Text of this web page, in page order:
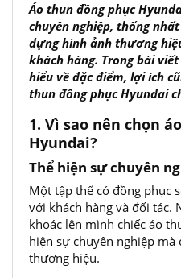
Áo thun đồng phục
chuyên nghiệp, thống
dựng hình ảnh thương
khách hàng. Trong bài
hiểu về đặc điểm, lợi ích
thun đồng phục Hyundai
1. Vì sao nên chọn
Hyundai?
Thể hiện sự chuyên
Một tập thể có đồng phục
với khách hàng và đối tác.
khoác lên mình chiếc áo
hiện sự chuyên nghiệp
thương hiệu.